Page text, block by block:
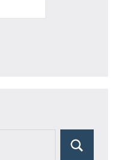
Search